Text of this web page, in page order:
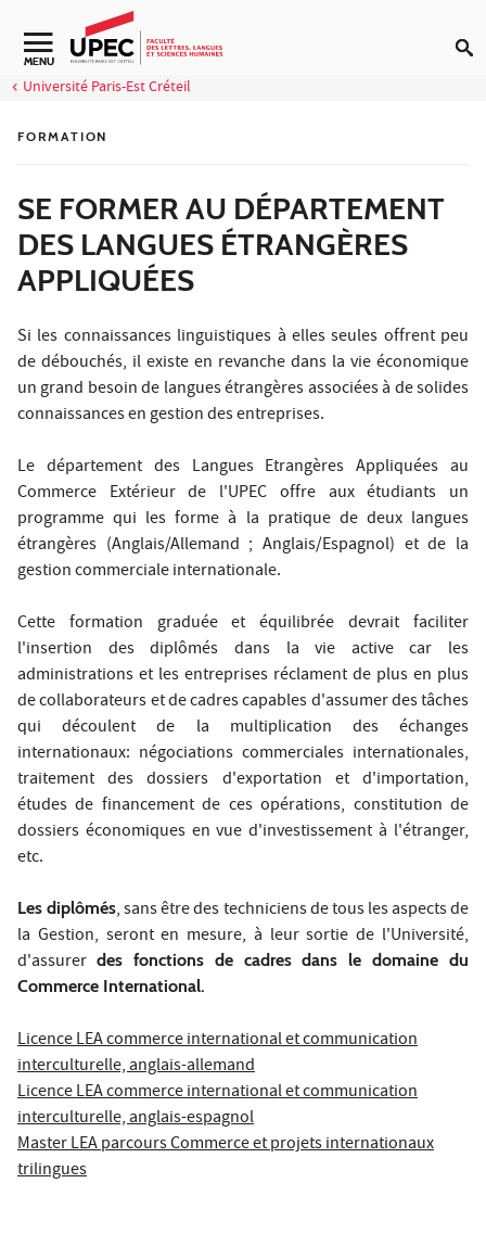
Aller au contenu
Navigation secondaire
MENU
Université Paris-Est Créteil
FORMATION
SE FORMER AU DÉPARTEMENT
DES LANGUES ÉTRANGÈRES
APPLIQUÉES
Si les connaissances linguistiques à elles seules offrent peu
de débouchés, il existe en revanche dans la vie économique
un grand besoin de langues étrangères associées à de solides
connaissances en gestion des entreprises.
Le département des Langues Etrangères Appliquées au
Commerce Extérieur de l'UPEC offre aux étudiants un
programme qui les forme à la pratique de deux langues
étrangères (Anglais/Allemand ; Anglais/Espagnol) et de la
gestion commerciale internationale.
Cette formation graduée et équilibrée devrait faciliter
l'insertion des diplômés dans la vie active car les
administrations et les entreprises réclament de plus en plus
de collaborateurs et de cadres capables d'assumer des tâches
qui découlent de la multiplication des échanges
internationaux: négociations commerciales internationales,
traitement des dossiers d'exportation et d'importation,
études de financement de ces opérations, constitution de
dossiers économiques en vue d'investissement à l'étranger,
etc.
Les diplômés, sans être des techniciens de tous les aspects de
la Gestion, seront en mesure, à leur sortie de l'Université,
d'assurer des fonctions de cadres dans le domaine du
Commerce International.
Licence LEA commerce international et communication
interculturelle, anglais-allemand
Licence LEA commerce international et communication
interculturelle, anglais-espagnol
Master LEA parcours Commerce et projets internationaux
trilingues